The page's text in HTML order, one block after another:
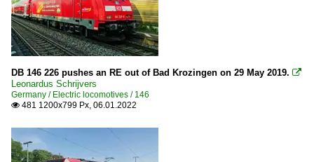
DB 146 226 pushes an RE out of Bad Krozingen on 29 May 2019. 
Leonardus Schrijvers
Germany / Electric locomotives / 146
 481 1200x799 Px, 06.01.2022